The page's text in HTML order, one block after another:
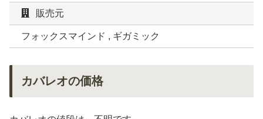
販売元
フォックスマインド , ギガミック
カバレオの価格